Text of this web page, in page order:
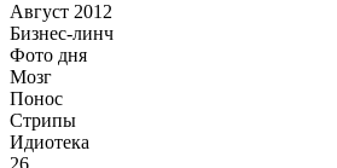
Август 2012
Бизнес-линч
Фото дня
Мозг
Понос
Стрипы
Идиотека
26